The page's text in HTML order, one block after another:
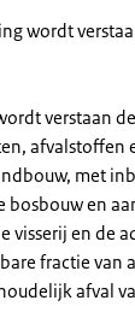
wordt
verstaan
afvalstoffen
met
bosbouw en
visserij en de
fractie van
afval